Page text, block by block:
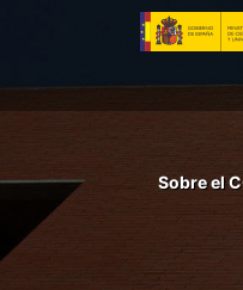
principal
Menu
Sobre el